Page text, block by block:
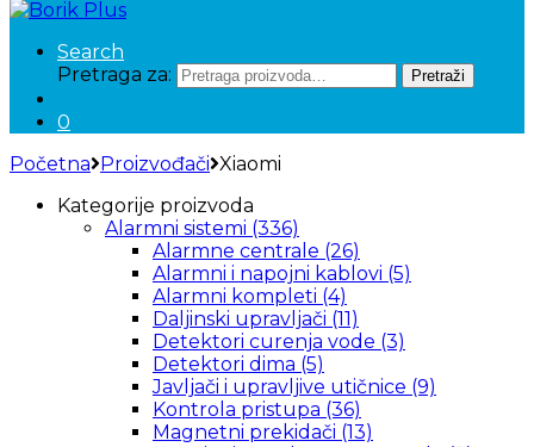
Search
Pretraga za:
Pretraži
0
Početna Proizvođači Xiaomi
Kategorije proizvoda
Alarmni sistemi (336)
Alarmne centrale (26)
Alarmni i napojni kablovi (5)
Alarmni kompleti (4)
Daljinski upravljači (11)
Detektori curenja vode (3)
Detektori dima (5)
Javljači i upravljive utičnice (9)
Kontrola pristupa (36)
Magnetni prekidači (13)